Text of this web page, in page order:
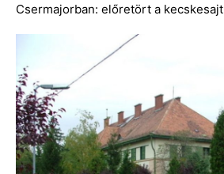
Csermajorban: előretört a kecskesajt